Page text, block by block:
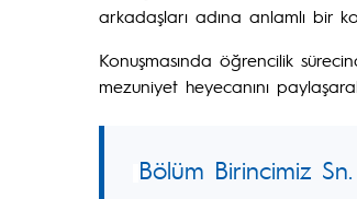
arkadaşları adına anlamlı bir
Konuşmasında öğrencilik
mezuniyet heyecanını
Bölüm Birincimiz